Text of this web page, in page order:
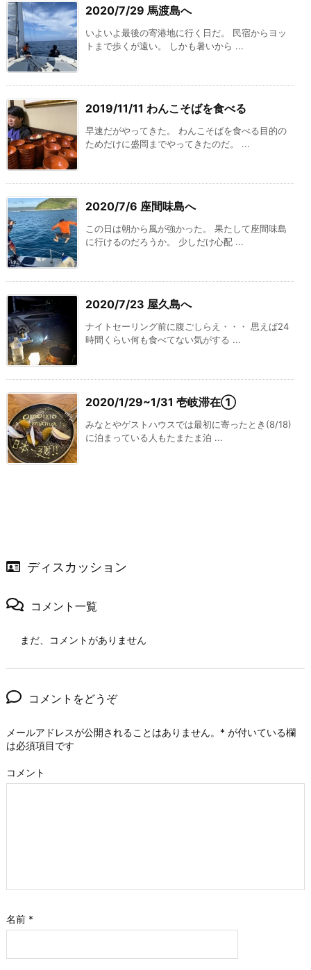
2020/7/29 馬渡島へ
いよいよ最後の寄港地に行く日だ。 民宿からヨッ
トまで歩くが遠い。 しかも暑いから ...
2019/11/11 わんこそばを食べる
早速だがやってきた。 わんこそばを食べる目的の
ためだけに盛岡までやってきたのだ。 ...
2020/7/6 座間味島へ
この日は朝から風が強かった。 果たして座間味島
に行けるのだろうか。 少しだけ心配 ...
2020/7/23 屋久島へ
ナイトセーリング前に腹ごしらえ・・・ 思えば24
時間くらい何も食べてない気がする ...
2020/1/29~1/31 壱岐滞在①
みなとやゲストハウスでは最初に寄ったとき(8/18)
に泊まっている人もたまたま泊 ...
ディスカッション
コメント一覧
まだ、コメントがありません
コメントをどうぞ
メールアドレスが公開されることはありません。 * が付いている欄
は必須項目です
コメント
名前 *